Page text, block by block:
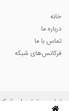
خانه
درباره ما
تماس با ما
فرکانس‌های شبکه
تمامی حقوق برای شبکه